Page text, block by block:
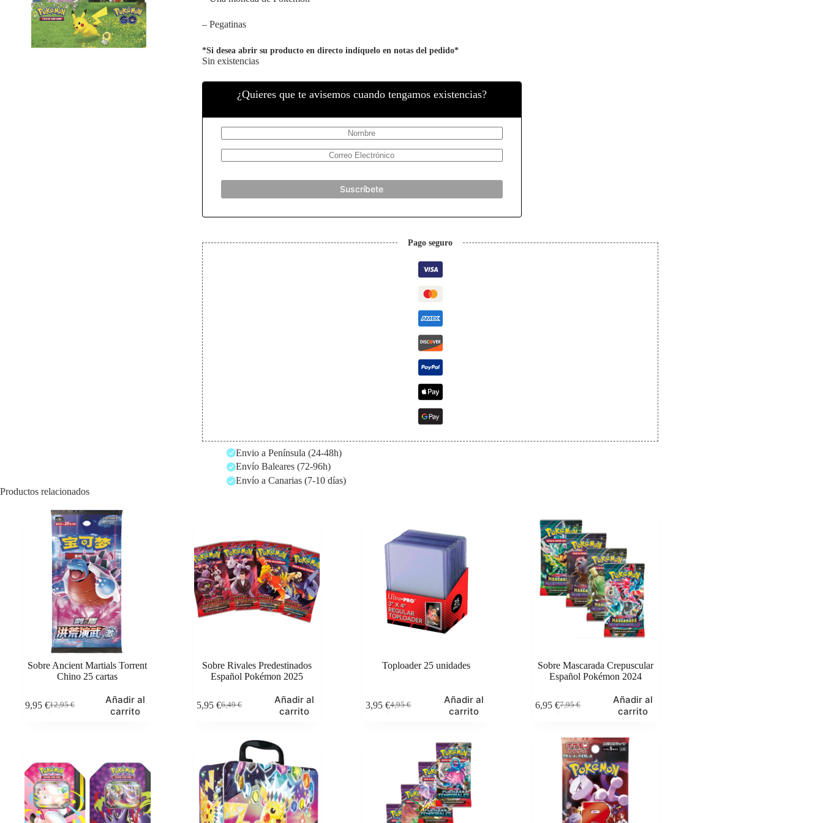
– Pegatinas
*Si desea abrir su producto en directo indíquelo en notas del pedido*
Sin existencias
¿Quieres que te avisemos cuando tengamos existencias?
Pago seguro
Envio a Península (24-48h)
Envío Baleares (72-96h)
Envío a Canarias (7-10 días)
Productos relacionados
Sobre Ancient Martials Torrent
Chino 25 cartas
12,95€
El
9,95 €El
Añadir al
carrito
Sobre Rivales Predestinados
Español Pokémon 2025
6,49€
El
6,49 €.
5,95 €El
5,95 €.
Añadir al
carrito
Toploader 25 unidades
4,95€
El
3,95€El
Añadir al
carrito
Sobre Mascarada Crepuscular
Español Pokémon 2024
7,95€
El
era:
7,95 €.
6,95€El
es:
6,95 €.
Añadir al
carrito